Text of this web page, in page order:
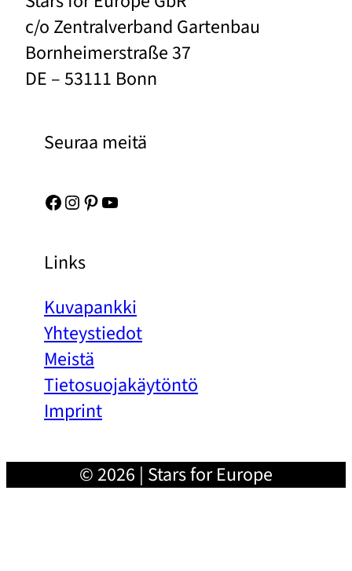
c/o Zentralverband Gartenbau
Bornheimerstraße 37
DE – 53111 Bonn
Seuraa meitä
Facebook Instagram Pinterest YouTube
Links
Kuvapankki
Yhteystiedot
Meistä
Tietosuojakäytöntö
Imprint
© 2026 | Stars for Europe